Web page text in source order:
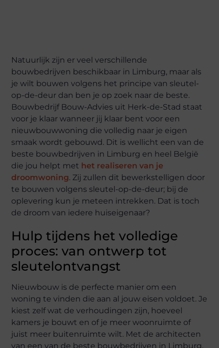
Natuurlijk zijn er veel verschillende
bouwbedrijven beschikbaar in Limburg, maar als
je wilt bouwen volgens het principe van sleutel-
op-de-deur dan ben je op zoek naar de beste.
Bouwbedrijf Bouw-Advies uit Herk-de-Stad staat
voor je klaar wanneer jij klaar bent voor een
nieuwbouwwoning die volledig naar je eigen
smaak wordt gebouwd. Dit is wellicht een van de
beste bouwbedrijven in Limburg en heel België
die jou helpt met het realiseren van je
droomwoning. Zij zullen dit bewerkstelligen door
te bouwen volgens sleutel-op-de-deur; bij de
oplevering kun je meteen intrekken. Dat is toch
de droom van iedere huiseigenaar?
Hulp tijdens het volledige
proces: van ontwerp tot
sleutelontvangst
Nieuwbouw is de perfecte manier om een
woning te vinden die aan al jouw eisen voldoet. Je
kiest zelf wat de verhoudingen zijn, hoeveel
kamers je bouwt en of je meer woonruimte of
juist meer buitenruimte wilt. Met de architecten
van een van de beste bouwbedrijven in Limburg,